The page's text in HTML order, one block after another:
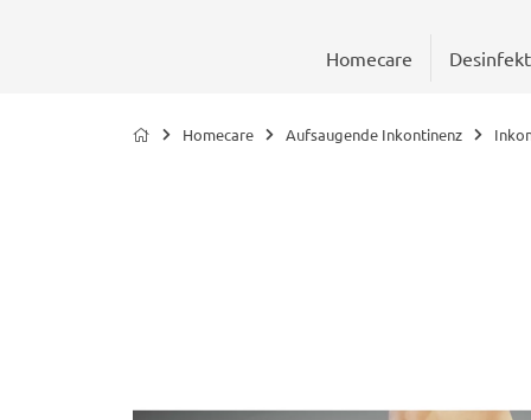
Homecare
Homecare Aufsaugende Inkontinenz